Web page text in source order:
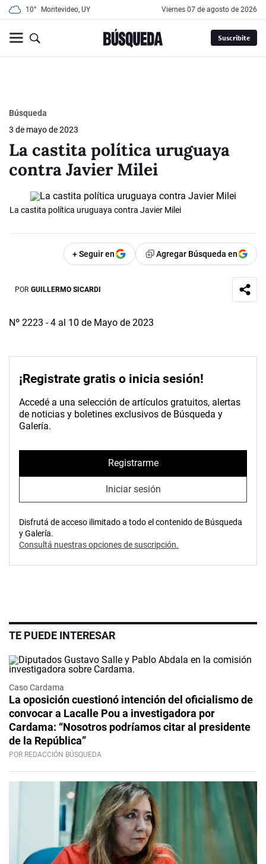
10° Montevideo, UY viernes 07 de agosto de 2026
Suscribite
Búsqueda
3 de mayo de 2023
La castita política uruguaya
contra Javier Milei
La castita política uruguaya contra Javier Milei
+ Seguir en Agregar Búsqueda en
POR GUILLERMO SICARDI
Nº 2223 - 4 al 10 de Mayo de 2023
¡Registrate gratis o inicia sesión!
Accedé a una selección de artículos gratuitos, alertas
de noticias y boletines exclusivos de Búsqueda y
Galería.
Registrarme
Iniciar sesión
Disfrutá de acceso ilimitado a todo el contenido de Búsqueda
y Galería.
Consultá nuestras opciones de suscripción.
TE PUEDE INTERESAR
Caso Cardama
La oposición cuestionó intención del oficialismo de
convocar a Lacalle Pou a investigadora por
Cardama: “Nosotros podríamos citar al presidente
de la República”
POR REDACCIÓN BÚSQUEDA